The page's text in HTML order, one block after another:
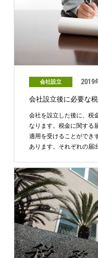
会社設立 2019
会社設立後に必要な
会社を設立した後に、税
なります。税金に関する
適用を受けることができ
あります。それぞれの届